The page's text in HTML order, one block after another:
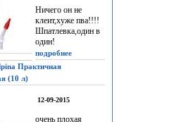
Ничего он не
клеит,хуже пва!!!!
Шпатлевка,один в
один!
подробнее
Практичная
(10 л)
12-09-2015
очень плохая